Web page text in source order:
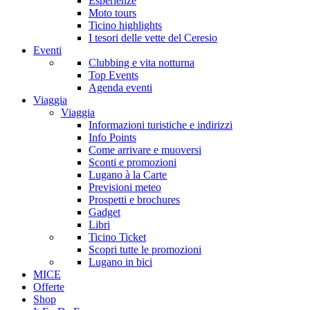
Moto tours
Ticino highlights
I tesori delle vette del Ceresio
Eventi
Clubbing e vita notturna
Top Events
Agenda eventi
Viaggia
Viaggia
Informazioni turistiche e indirizzi
Info Points
Come arrivare e muoversi
Sconti e promozioni
Lugano à la Carte
Previsioni meteo
Prospetti e brochures
Gadget
Libri
Ticino Ticket
Scopri tutte le promozioni
Lugano in bici
MICE
Offerte
Shop